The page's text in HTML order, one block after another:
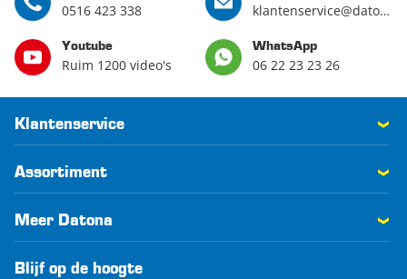
0516 423 338 klantenservice@datona.nl
Youtube
Ruim 1200 video's
WhatsApp
06 22 23 23 26
Klantenservice
Assortiment
Meer Datona
Blijf op de hoogte